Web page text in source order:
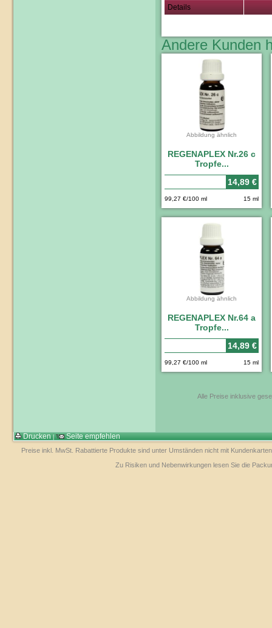
Details
Andere Kunden
Abbildung ähnlich
REGENAPLEX Nr.26 c
Tropfe...
14,89 €
99,27 €/100 ml 15 ml
Abbildung ähnlich
REGENAPLEX Nr.64 a
Tropfe...
14,89 €
99,27 €/100 ml 15 ml
Alle Preise inklusive
Drucken Seite empfehlen
Preise inkl. MwSt. Rabattierte Produkte sind unter Umständen nicht mit
Zu Risiken und Nebenwirkungen lesen Sie die